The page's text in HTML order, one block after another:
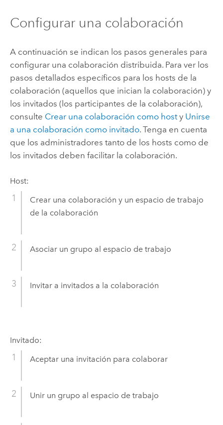
Configurar una colaboración
A continuación se indican los pasos generales para
configurar una colaboración distribuida. Para ver los
pasos detallados específicos para los hosts de la
colaboración (aquellos que inician la colaboración) y
los invitados (los participantes de la colaboración),
consulte Crear una colaboración como hosty Unirse
a una colaboración como invitado. Tenga en cuenta
que los administradores tanto de los hosts como de
los invitados deben facilitar la colaboración.
Host:
Crear una colaboración y un espacio de trabajo
de la colaboración
Asociar un grupo al espacio de trabajo
Invitar a invitados a la colaboración
Invitado:
Aceptar una invitación para colaborar
Unir un grupo al espacio de trabajo